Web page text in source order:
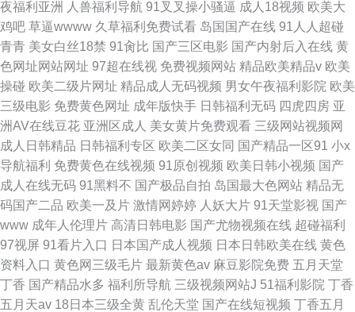
夜福利亚洲
人兽福利导航 91叉叉操小骚逼 成人18视频 欧美大
鸡吧 草逼wwww 久草福利免费试看 岛国国产在线 91人人超碰
青青 美女白丝18禁 91肏比 国产三区电影 国产内射后入在线 黄
色网址网站网址 97超在线视 免费视频网站 精品欧美精品v 欧美
操碰 欧美二级片网址 精品成人无码视频 男女午夜福利影院 欧美
三级电影 免费黄色网址 成年版快手 日韩福利无码 四虎四房 亚
洲AV在线豆花 亚洲区成人 美女黄片免费观看 三级网站视频网
成人日韩精品 日韩福利专区 欧美二区女同 国产精品一区91 小x
导航福利 免费黄色在线视频 91原创视频 欧美日韩小视频 国产
成人在线无码 91黑料不 国产极品自拍 岛国最大色网站 精品无
码国产二品 欧美一及片 激情网婷婷 人妖大片 91天堂影视 国产
www 成年人伦理片 高清日韩电影 国产尤物视频在线 超碰福利
97视屏 91看片入口 日本国产成人视频 日本日韩欧美在线 黄色
资料入口 黄色网三级毛片 最新黄色av 麻豆影院免费 五月天堂
丁香 国产精品水多 福利所导航 三级视频网站J 51福利影院 丁香
五月天av 18日本三级全黄 乱伦天堂 国产在线短视频 丁香五月